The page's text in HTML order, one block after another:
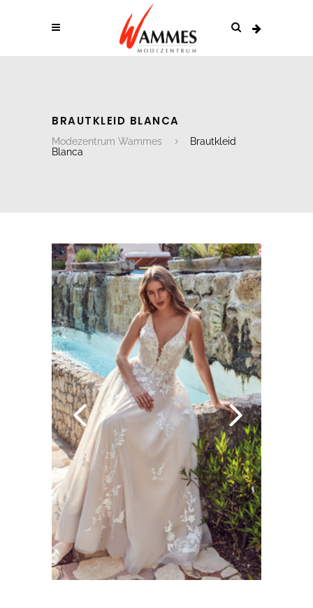
BRAUTKLEID BLANCA
Modezentrum Wammes
Brautkleid
Blanca